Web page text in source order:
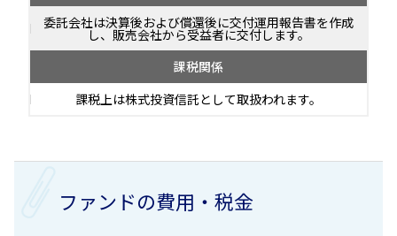
委託会社は決算後および償還後に交付運用報告書を作成
し、販売会社から受益者に交付します。
課税関係
課税上は株式投資信託として取扱われます。
ファンドの費用・税金